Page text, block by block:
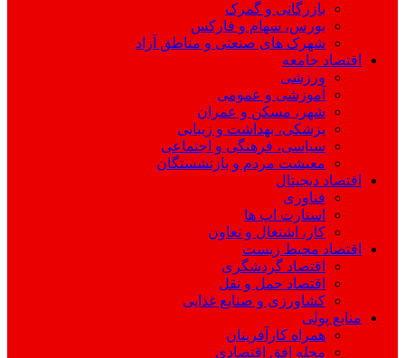
بازرگانی و گمرک
بورس، سهام و فارکس
شهرک های صنعتی و مناطق آزاد
اقتصاد جامعه
ورزشی
آموزشی و عمومی
شهر، مسکن و عمران
پزشکی، بهداشت و زیبایی
سیاسی، فرهنگی و اجتماعی
معیشت مردم و بازنشستگان
اقتصاد دیجیتال
فناوری
استارت اپ ها
کار، اشتغال و تعاون
اقتصاد محیط زیست
اقتصاد گردشگری
اقتصاد حمل و نقل
کشاورزی و صنایع غذایی
منابع پولی
همراه کارآفرینان
مجله افق اقتصادی